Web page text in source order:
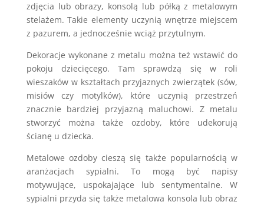
zdjęcia lub obrazy, konsolą lub półką z metalowym
stelażem. Takie elementy uczynią wnętrze miejscem
z pazurem, a jednocześnie wciąż przytulnym.
Dekoracje wykonane z metalu można też wstawić do
pokoju dziecięcego. Tam sprawdzą się w roli
wieszaków w kształtach przyjaznych zwierzątek (sów,
misiów czy motylków), które uczynią przestrzeń
znacznie bardziej przyjazną maluchowi. Z metalu
stworzyć można także ozdoby, które udekorują
ścianę u dziecka.
Metalowe ozdoby cieszą się także popularnością w
aranżacjach sypialni. To mogą być napisy
motywujące, uspokajające lub sentymentalne. W
sypialni przyda się także metalowa konsola lub obraz